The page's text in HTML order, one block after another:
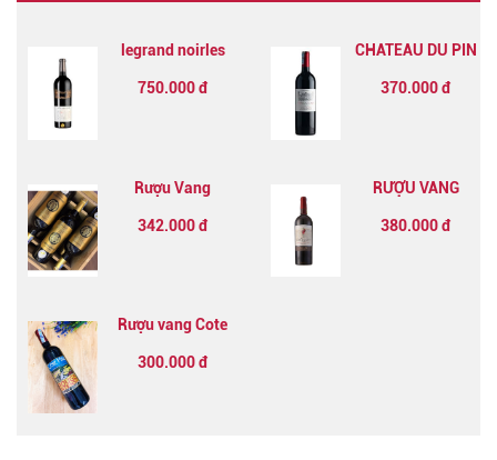
legrand noirles
reserves grenache
750.000 đ
CHATEAU DU PIN
BORDEAUX AOC
370.000 đ
Rượu Vang
Chateau Meillier
342.000 đ
RƯỢU VANG
PHÁP ARROGANT
380.000 đ
Rượu vang Cote
Mas Languedoc
300.000 đ